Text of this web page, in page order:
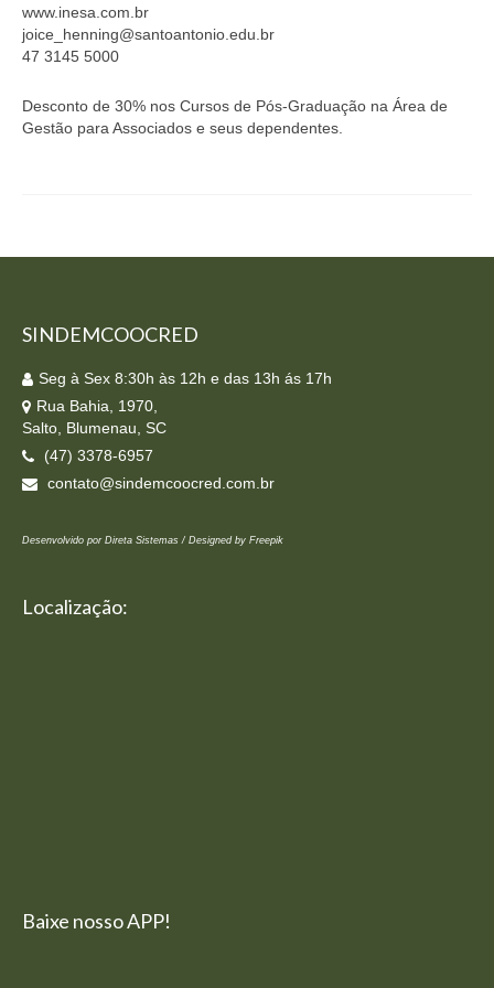
Homologação
Índices
Notícias
www.inesa.com.br
joice_henning@santoantonio.edu.br
47 3145 5000
Desconto de 30% nos Cursos de Pós-Graduação na Área de
Gestão para Associados e seus dependentes.
SINDEMCOOCRED
Seg à Sex 8:30h às 12h e das 13h ás 17h
Rua Bahia, 1970,
Salto, Blumenau, SC
(47) 3378-6957
contato@sindemcoocred.com.br
Desenvolvido por Direta Sistemas / Designed by Freepik
Localização:
Baixe nosso APP!